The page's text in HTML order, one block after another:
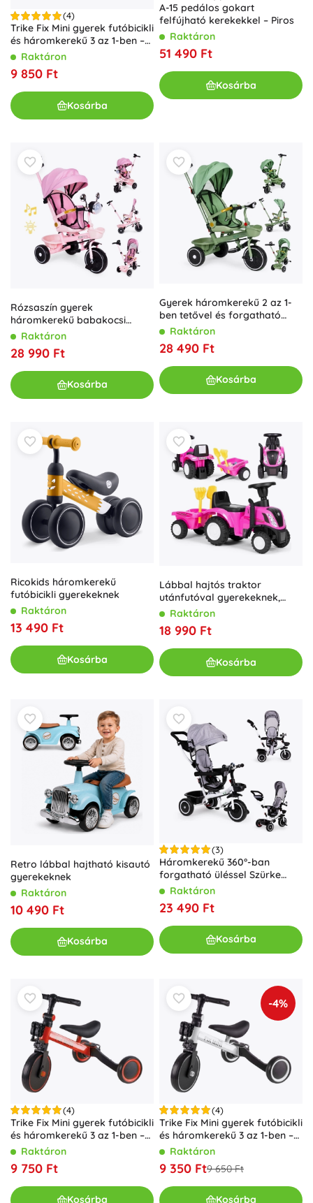
(4)
Trike Fix Mini gyerek futóbicikli
és háromkerekű 3 az 1-ben –
sárga
Raktáron
9 850 Ft
Kosárba
A-15 pedálos gokart
felfújható kerekekkel – Piros
Raktáron
51 490 Ft
Kosárba
Rózsaszín gyerek
háromkerekű babakocsi
forgatható üléssel és
Raktáron
28 990 Ft
Kosárba
Gyerek háromkerekű 2 az 1-
ben tetővel és forgatható
üléssel ECOTOYS – zöld
Raktáron
28 490 Ft
Kosárba
Ricokids háromkerekű
futóbicikli gyerekeknek
Raktáron
13 490 Ft
Kosárba
Lábbal hajtós traktor
utánfutóval gyerekeknek,
interaktív kormány és hangok
Raktáron
18 990 Ft
Kosárba
Retro lábbal hajtható kisautó
gyerekeknek
Raktáron
10 490 Ft
Kosárba
(3)
Háromkerekű 360°-ban
forgatható üléssel Szürke
ECOTOYS
Raktáron
23 490 Ft
Kosárba
(4)
Trike Fix Mini gyerek futóbicikli
és háromkerekű 3 az 1-ben –
PirosRaktáron
9 750 Ft
Kosárba
-4%
(4)
Trike Fix Mini gyerek futóbicikli
és háromkerekű 3 az 1-ben –
Fehér
Raktáron
9 350 Ft9 650 Ft
Kosárba